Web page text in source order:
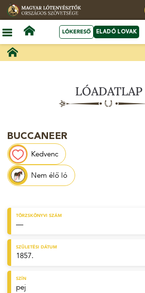
LÓKERESŐ ELADÓ LOVAK
LÓADATLAP
BUCCANEER
Kedvenc
Nem élő ló
TÖRZSKÖNYVI SZÁM
—
SZÜLETÉSI DÁTUM
1857.
SZÍN
pej